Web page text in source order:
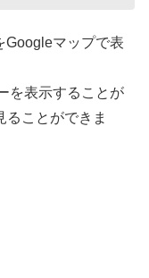
Googleマップで表
を表示することが
ることができま